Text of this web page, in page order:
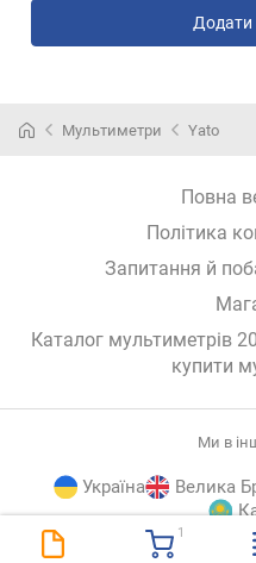
1
Додати
Мультиметри Yato
Повна
Політика
Запитання й
Каталог мультиметрів
купити
Ми в
Україна Велика